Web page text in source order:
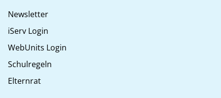
Newsletter
iServ Login
WebUnits Login
Schulregeln
Elternrat